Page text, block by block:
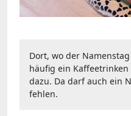
Dort, wo der
häufig ein
dazu. Da darf auch ein
fehlen.